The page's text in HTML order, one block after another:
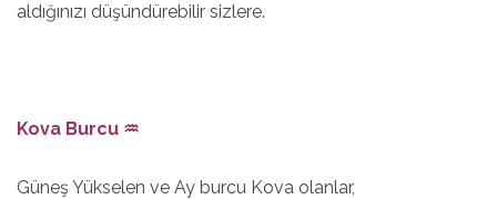
aldığınızı düşündürebilir sizlere.
Kova Burcu ♒
Güneş Yükselen ve Ay burcu Kova olanlar,